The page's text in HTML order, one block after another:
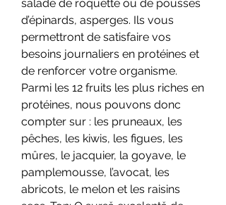
salade de roquette ou de pousses
d’épinards, asperges. Ils vous
permettront de satisfaire vos
besoins journaliers en protéines et
de renforcer votre organisme.
Parmi les 12 fruits les plus riches en
protéines, nous pouvons donc
compter sur : les pruneaux, les
pêches, les kiwis, les figues, les
mûres, le jacquier, la goyave, le
pamplemousse, l’avocat, les
abricots, le melon et les raisins